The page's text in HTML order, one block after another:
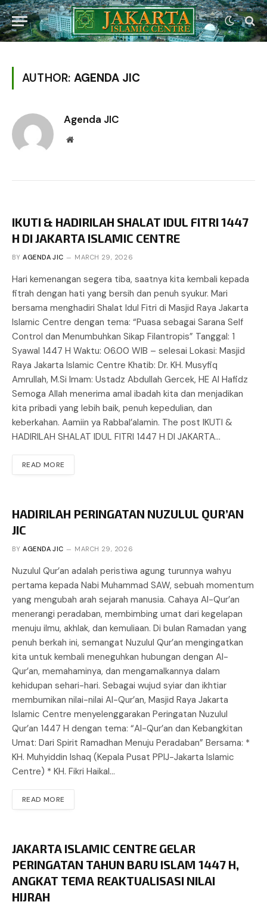
AUTHOR: AGENDA JIC
Agenda JIC
Website
IKUTI & HADIRILAH SHALAT IDUL FITRI 1447
H DI JAKARTA ISLAMIC CENTRE
BY AGENDA JIC MARCH 29, 2026
Hari kemenangan segera tiba, saatnya kita kembali kepada
fitrah dengan hati yang bersih dan penuh syukur. Mari
bersama menghadiri Shalat Idul Fitri di Masjid Raya Jakarta
Islamic Centre dengan tema: “Puasa sebagai Sarana Self
Control dan Menumbuhkan Sikap Filantropis” Tanggal: 1
Syawal 1447 H Waktu: 06.00 WIB – selesai Lokasi: Masjid
Raya Jakarta Islamic Centre Khatib: Dr. KH. Musyfiq
Amrullah, M.Si Imam: Ustadz Abdullah Gercek, HE Al Hafidz
Semoga Allah menerima amal ibadah kita dan menjadikan
kita pribadi yang lebih baik, penuh kepedulian, dan
keberkahan. Aamiin ya Rabbal’alamin. The post IKUTI &
HADIRILAH SHALAT IDUL FITRI 1447 H DI JAKARTA…
READ MORE
HADIRILAH PERINGATAN NUZULUL QUR’AN
JIC
BY AGENDA JIC MARCH 29, 2026
Nuzulul Qur’an adalah peristiwa agung turunnya wahyu
pertama kepada Nabi Muhammad SAW, sebuah momentum
yang mengubah arah sejarah manusia. Cahaya Al-Qur’an
menerangi peradaban, membimbing umat dari kegelapan
menuju ilmu, akhlak, dan kemuliaan. Di bulan Ramadan yang
penuh berkah ini, semangat Nuzulul Qur’an mengingatkan
kita untuk kembali meneguhkan hubungan dengan Al-
Qur’an, memahaminya, dan mengamalkannya dalam
kehidupan sehari-hari. Sebagai wujud syiar dan ikhtiar
membumikan nilai-nilai Al-Qur’an, Masjid Raya Jakarta
Islamic Centre menyelenggarakan Peringatan Nuzulul
Qur’an 1447 H dengan tema: “Al-Qur’an dan Kebangkitan
Umat: Dari Spirit Ramadhan Menuju Peradaban” Bersama: *
KH. Muhyiddin Ishaq (Kepala Pusat PPIJ-Jakarta Islamic
Centre) * KH. Fikri Haikal…
READ MORE
JAKARTA ISLAMIC CENTRE GELAR
PERINGATAN TAHUN BARU ISLAM 1447 H,
ANGKAT TEMA REAKTUALISASI NILAI
HIJRAH